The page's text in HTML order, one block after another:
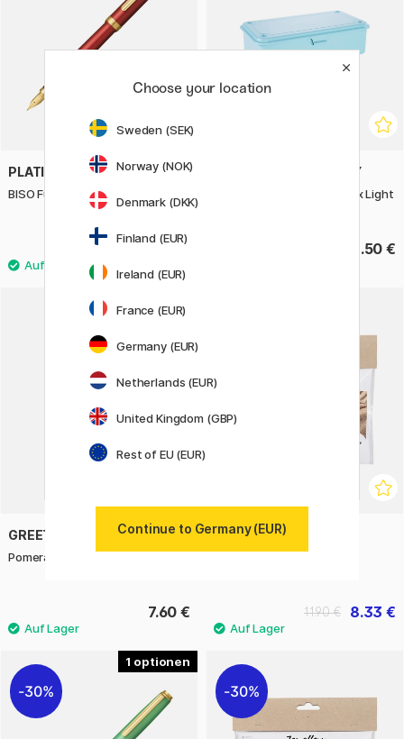
PLATINUM
BISO Füllfederhalter Flame Red
149 €
TOYO STEEL COMPANY
T190 Trunk Shape Toolbox Light
32.50 €
GREETING LIFE
Pomeranian Memo Notizblock
7.60 €
CREATIV COMPANY
8.33 €
11.90 €
1
30% 30%
Choose your location
Sweden (SEK)
Norway (NOK)
Denmark (DKK)
Finland (EUR)
Ireland (EUR)
France (EUR)
Germany (EUR)
Netherlands (EUR)
United Kingdom (GBP)
Rest of EU (EUR)
Continue to Germany (EUR)